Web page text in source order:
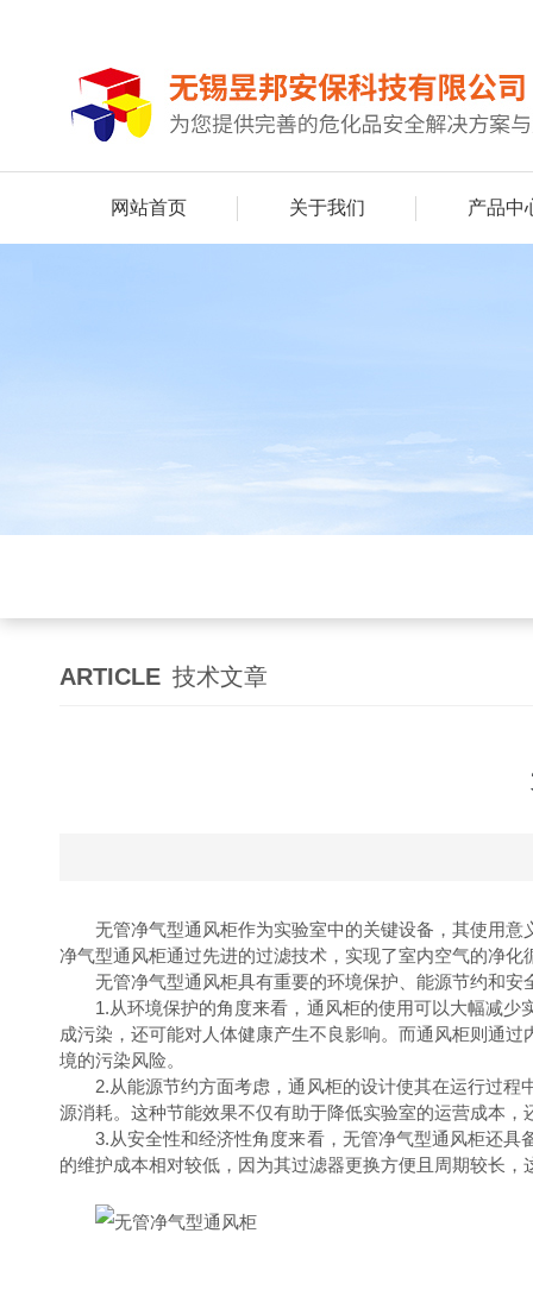
网站首页 关于我们 产品中
ARTICLE 技术文章
无管净气型通风柜作为实验室中的关键设备，其使用意
净气型通风柜通过先进的过滤技术，实现了室内空气的净
无管净气型通风柜具有重要的环境保护、能源节约和安
1.从环境保护的角度来看，通风柜的使用可以大幅减少
成污染，还可能对人体健康产生不良影响。而通风柜则通
境的污染风险。
2.从能源节约方面考虑，通风柜的设计使其在运行过程
源消耗。这种节能效果不仅有助于降低实验室的运营成本
3.从安全性和经济性角度来看，无管净气型通风柜还具
的维护成本相对较低，因为其过滤器更换方便且周期较长